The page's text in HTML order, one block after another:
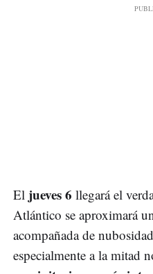
El jueves 6 llegará el
Atlántico se aproximará
acompañada de
especialmente a la mitad